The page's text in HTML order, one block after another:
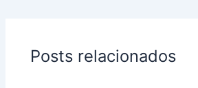
Posts relacionados